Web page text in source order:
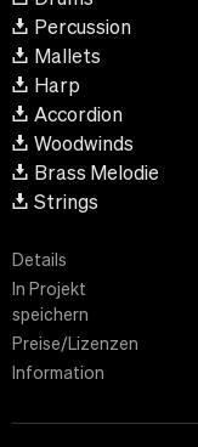
Percussion
Mallets
Harp
Accordion
Woodwinds
Brass Melodie
Strings
Details
In Projekt
speichern
Preise/Lizenzen
Information